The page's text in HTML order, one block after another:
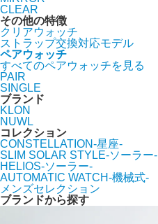
CLEAR
その他の特徴
クリアウォッチ
ストラップ交換対応モデル
ペアウォッチ
すべてのペアウォッチを見る
PAIR
SINGLE
ブランド
KLON
NUWL
コレクション
CONSTELLATION-星座-
SLIM SOLAR STYLE-ソーラー-
HELIOS-ソーラー-
AUTOMATIC WATCH-機械式-
メンズセレクション
ブランドから探す